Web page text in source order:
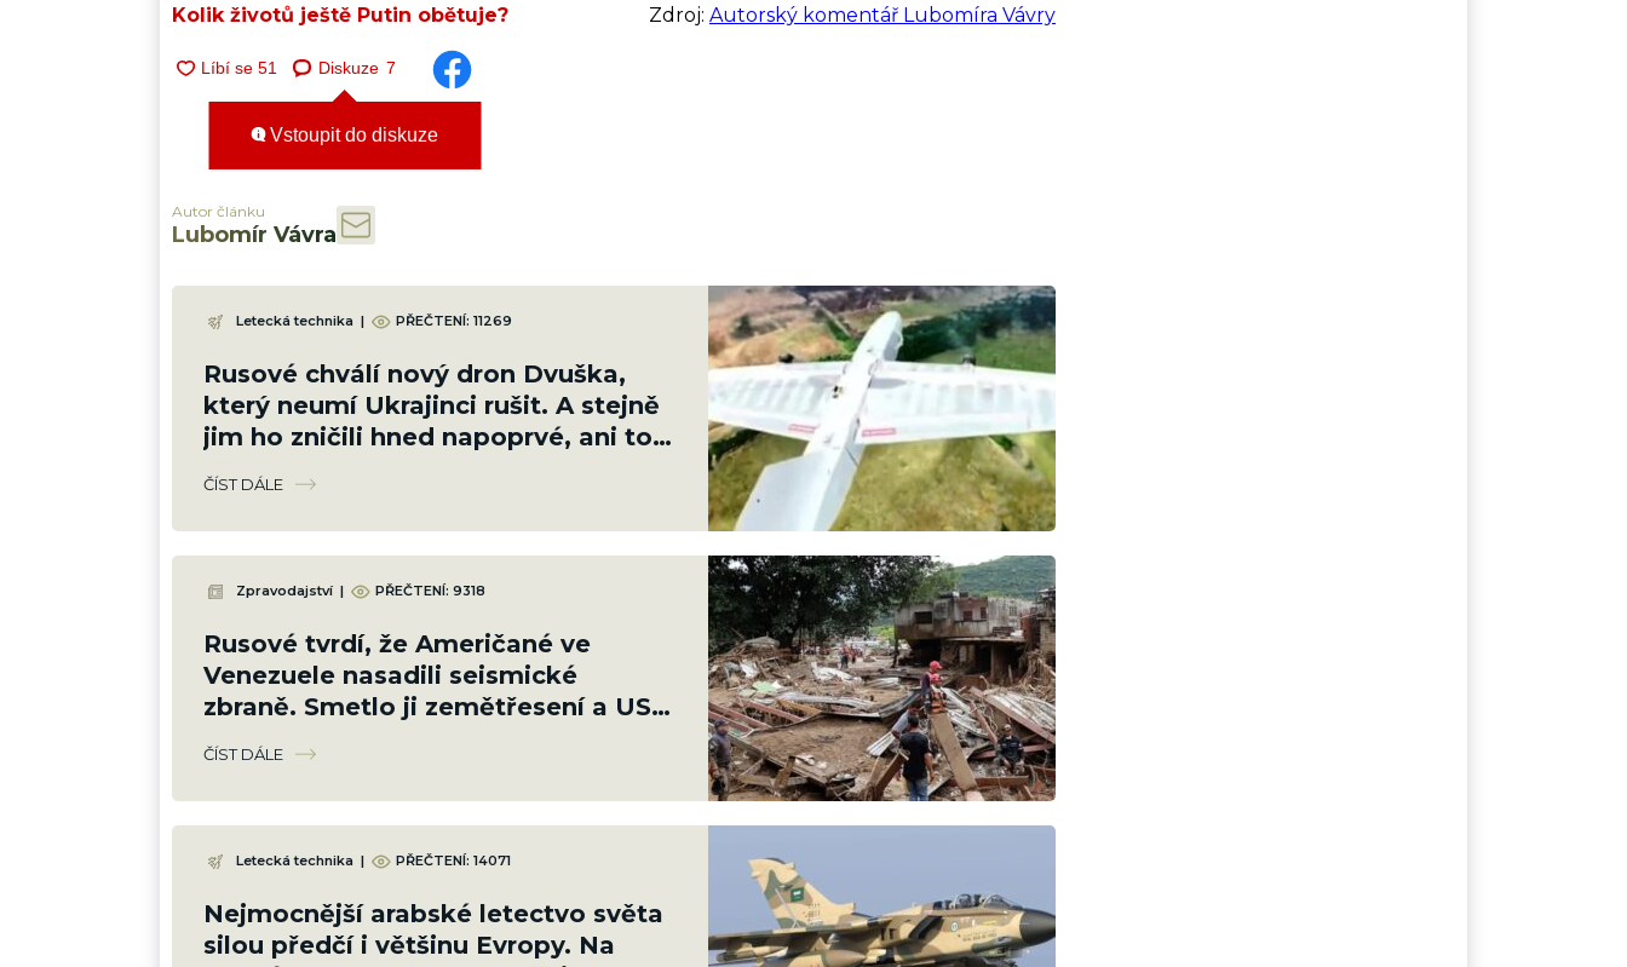
Kolik životů ještě Putin obětuje? Zdroj: Autorský komentář Lubomíra Vávry
Diskuze 7
Vstoupit do diskuze
Autor článku
Lubomír Vávra
Letecká technika | PŘEČTENÍ: 11269
Rusové chválí nový dron Dvuška,
který neumí Ukrajinci rušit. A stejně
jim ho zničili hned napoprvé, ani to
nedalo práci
ČÍST DÁLE
Zpravodajství | PŘEČTENÍ: 9318
Rusové tvrdí, že Američané ve
Venezuele nasadili seismické
zbraně. Smetlo ji zemětřesení a USA
do 24 hodin zrušily sankce
ČÍST DÁLE
Letecká technika | PŘEČTENÍ: 14071
Nejmocnější arabské letectvo světa
silou předčí i většinu Evropy. Na